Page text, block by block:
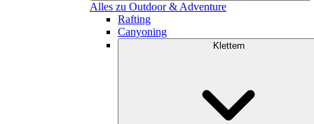
Alles zu Outdoor & Adventure
Rafting
Canyoning
Klettern